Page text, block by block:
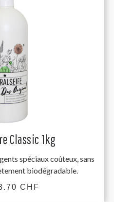
Classic 1kg
spéciaux coûteux, sans
biodégradable.
CHF